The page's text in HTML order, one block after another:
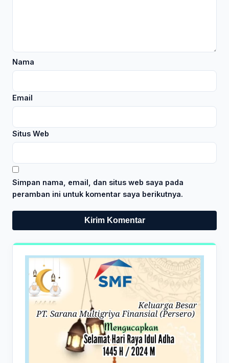
Nama
Email
Situs Web
Simpan nama, email, dan situs web saya pada
peramban ini untuk komentar saya berikutnya.